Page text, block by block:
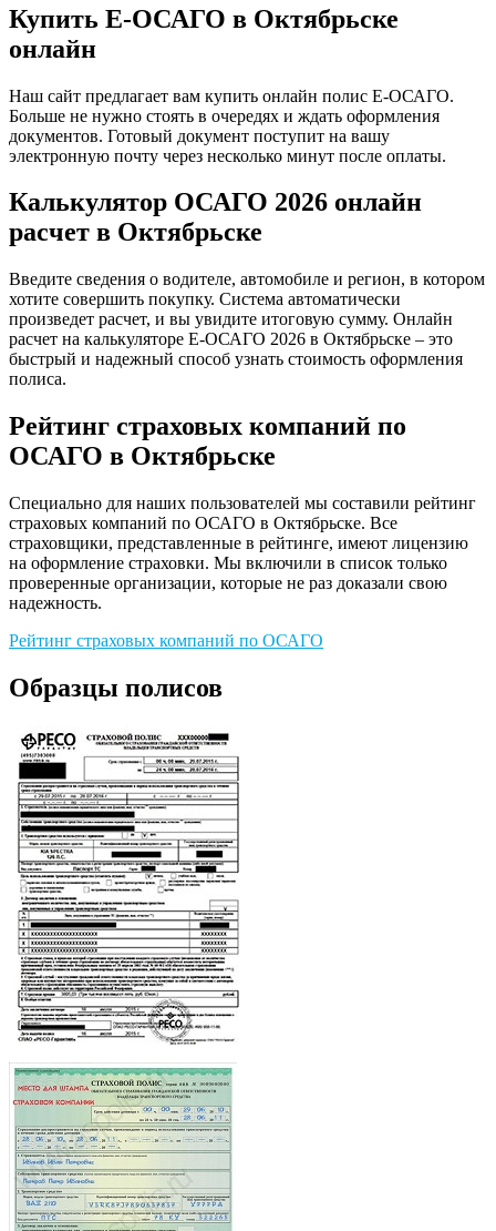
Купить Е-ОСАГО в Октябрьске
онлайн
Наш сайт предлагает вам купить онлайн полис Е-ОСАГО.
Больше не нужно стоять в очередях и ждать оформления
документов. Готовый документ поступит на вашу
электронную почту через несколько минут после оплаты.
Калькулятор ОСАГО 2026 онлайн
расчет в Октябрьске
Введите сведения о водителе, автомобиле и регион, в котором
хотите совершить покупку. Система автоматически
произведет расчет, и вы увидите итоговую сумму. Онлайн
расчет на калькуляторе Е-ОСАГО 2026 в Октябрьске – это
быстрый и надежный способ узнать стоимость оформления
полиса.
Рейтинг страховых компаний по
ОСАГО в Октябрьске
Специально для наших пользователей мы составили рейтинг
страховых компаний по ОСАГО в Октябрьске. Все
страховщики, представленные в рейтинге, имеют лицензию
на оформление страховки. Мы включили в список только
проверенные организации, которые не раз доказали свою
надежность.
Рейтинг страховых компаний по ОСАГО
Образцы полисов